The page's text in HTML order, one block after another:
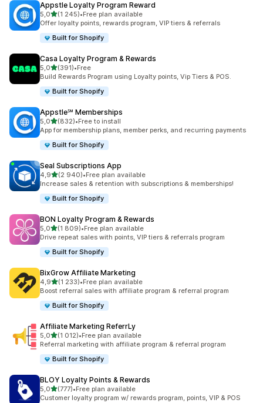
Appstle Loyalty Program Reward
5,0/ 5 tähteä
(1 245)
1245 arvostelua yhteensä
•Free plan available
Offer loyalty points, rewards program, VIP tiers & referrals
Built for Shopify
Casa Loyalty Program & Rewards
5,0/ 5 tähteä
(391)
391 arvostelua yhteensä
•Free
Build Rewards Program using Loyalty points, Vip Tiers & POS.
Built for Shopify
Appstle℠ Memberships
5,0/ 5 tähteä
(832)
832 arvostelua yhteensä
•Free to install
App for membership plans, member perks, and recurring payments
Built for Shopify
Seal Subscriptions App
4,9/ 5 tähteä
(2 940)
2940 arvostelua yhteensä
•Free plan available
Increase sales & retention with subscriptions & memberships!
Built for Shopify
BON Loyalty Program & Rewards
5,0/ 5 tähteä
(1 809)
1809 arvostelua yhteensä
•Free plan available
Drive repeat sales with points, VIP tiers & referrals program
Built for Shopify
BixGrow Affiliate Marketing
4,9/ 5 tähteä
(1 233)
1233 arvostelua yhteensä
•Free plan available
Boost referral sales with affiliate program & referral program
Built for Shopify
Affiliate Marketing ReferrLy
5,0/ 5 tähteä
(1 012)
1012 arvostelua yhteensä
•Free plan available
Referral marketing with affiliate program & referral program
Built for Shopify
BLOY Loyalty Points & Rewards
5,0/ 5 tähteä
(777)
777 arvostelua yhteensä
•Free plan available
Customer loyalty program w/ rewards program, points, VIP & POS